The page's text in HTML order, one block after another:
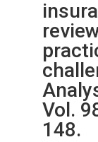
Vol.
148.